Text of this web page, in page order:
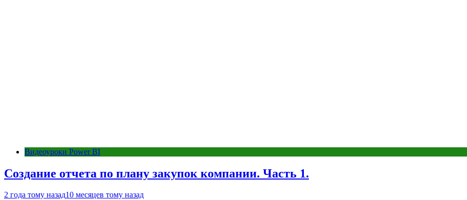
Видеоуроки Power BI
Создание отчета по плану закупок компании. Часть 1.
2 года тому назад10 месяцев тому назад